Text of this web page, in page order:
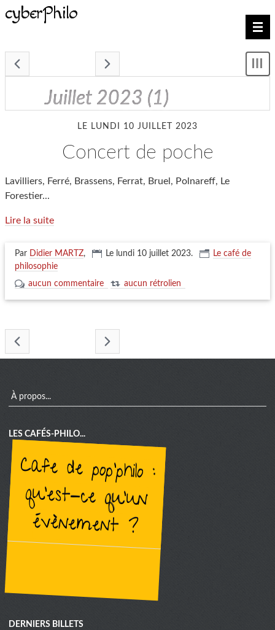
cyberPhilo
juillet 2023 (1)
LE LUNDI 10 JUILLET 2023
concert de poche
Lavilliers, Ferré, Brassens, Ferrat, Bruel, Polnareff, Le
Forestier...
Lire la suite
Par Didier MARTZ, Le lundi 10 juillet 2023.
Le café de
philosophie
aucun commentaire
aucun rétrolien
menu
À propos...
LES CAFÉS-PHILO...
cafe de pop'philo :
qu'est-ce qu'un
évènement ?
DERNIERS BILLETS